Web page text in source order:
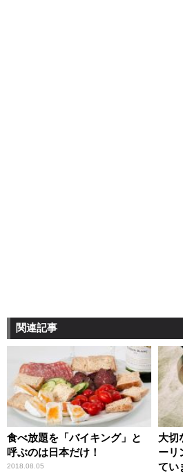
関連記事
食べ放題を「バイキング」と
呼ぶのは日本だけ！
2018.08.05
大切
ーリ
てい